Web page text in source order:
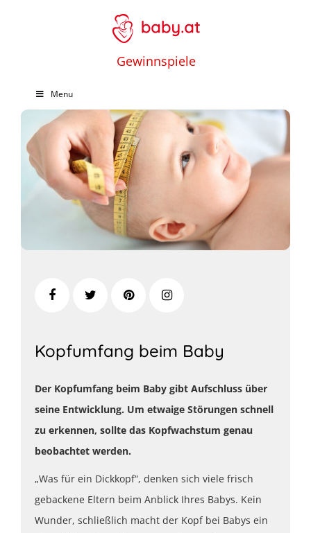
Gewinnspiele
Menu
Kopfumfang beim Baby
Der Kopfumfang beim Baby gibt Aufschluss über
seine Entwicklung. Um etwaige Störungen schnell
zu erkennen, sollte das Kopfwachstum genau
beobachtet werden.
„Was für ein Dickkopf“, denken sich viele frisch
gebackene Eltern beim Anblick Ihres Babys. Kein
Wunder, schließlich macht der Kopf bei Babys ein